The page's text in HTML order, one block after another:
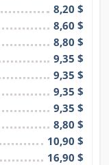
8,20 $
8,60 $
8,80 $
9,35 $
9,35 $
9,35 $
9,35 $
8,80 $
10,90 $
16,90 $